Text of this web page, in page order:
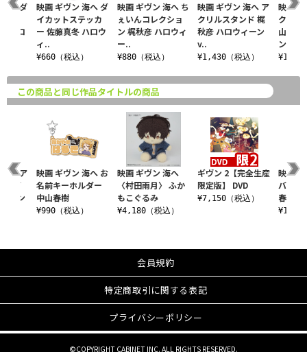
映画 ギヴン 海へ ち
ぇいんコレクショ
ン 梶秋彦 ハロウィ
ー..
¥880（税込）
映画 ギヴン 海へ ア
クリルスタンド 梶
秋彦 ハロウィーン
v..
¥1,430（税込）
映画
クリル
山春樹
ン..
¥1,430
へ ダ
ハロ
映画 ギヴン 海へ ダ
イカットステッカ
ー 佐藤真冬 ハロウ
ィ..
¥660（税込）
この商品と同じ作品タイトルの商品
映画 ギヴン 海へ
〈村田雨月〉 ふか
もこぐるみ
¥4,180（税込）
ギヴン 2【完全生産
限定版】 DVD
¥7,150（税込）
映画
バッジ
春樹
¥1,100
へ ア
ルダ
ィン
映画 ギヴン 海へ お
名前キーホルダー
中山春樹
¥990（税込）
会員規約
特定商取引に関する表記
プライバシーポリシー
©COPYRIGHT CABINET INC. ALL RIGHTS RESERVED.